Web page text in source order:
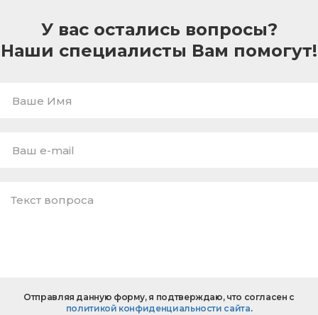
У вас остались вопросы?
Наши специалисты Вам помогут!
Имя
mail
вопроса
Отправляя данную форму, я подтверждаю, что согласен с
политикой конфиденциальности сайта.